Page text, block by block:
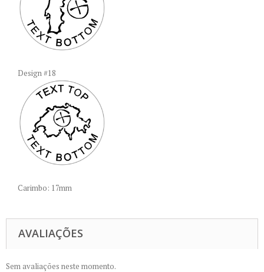
Design #18
Carimbo: 17mm
AVALIAÇÕES
Sem avaliações neste momento.